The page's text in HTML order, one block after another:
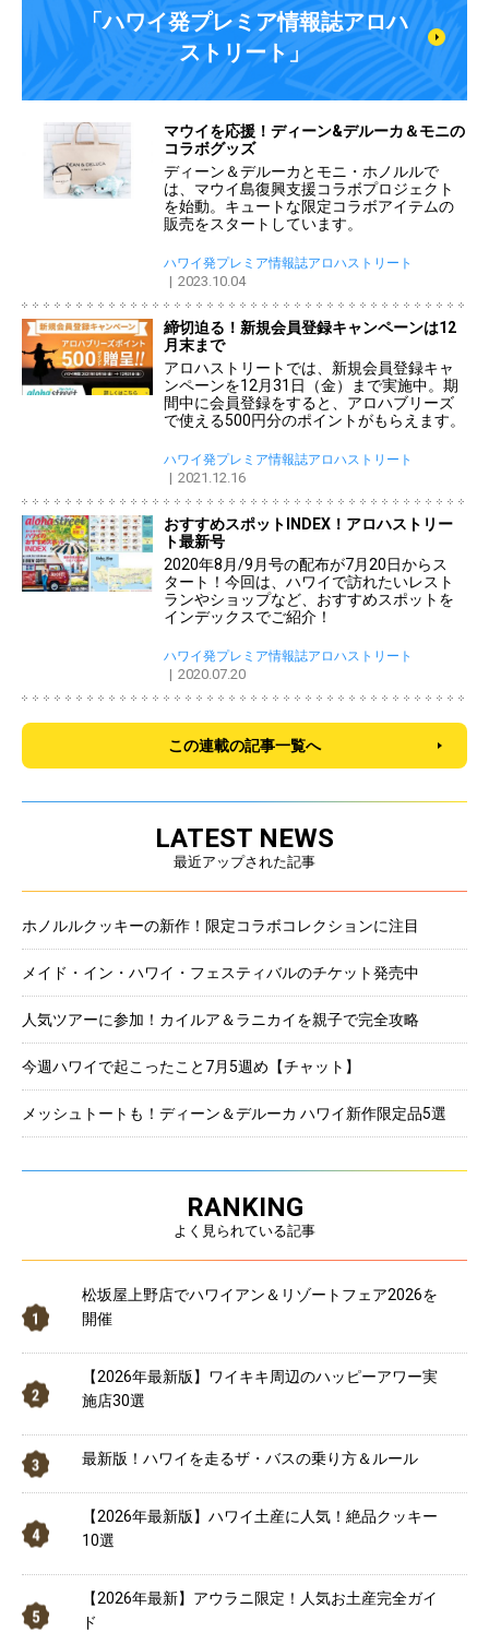
「ハワイ発プレミア情報誌アロハ
ストリート」
マウイを応援！ディーン&デルーカ＆モニの
コラボグッズ
ディーン＆デルーカとモニ・ホノルルで
は、マウイ島復興支援コラボプロジェクト
を始動。キュートな限定コラボアイテムの
販売をスタートしています。
ハワイ発プレミア情報誌アロハストリート
2023.10.04
締切迫る！新規会員登録キャンペーンは12
月末まで
アロハストリートでは、新規会員登録キャ
ンペーンを12月31日（金）まで実施中。期
間中に会員登録をすると、アロハブリーズ
で使える500円分のポイントがもらえます。
ハワイ発プレミア情報誌アロハストリート
2021.12.16
おすすめスポットINDEX！アロハストリー
ト最新号
2020年8月/9月号の配布が7月20日からス
タート！今回は、ハワイで訪れたいレスト
ランやショップなど、おすすめスポットを
インデックスでご紹介！
ハワイ発プレミア情報誌アロハストリート
2020.07.20
この連載の記事一覧へ
LATEST NEWS
最近アップされた記事
ホノルルクッキーの新作！限定コラボコレクションに注目
メイド・イン・ハワイ・フェスティバルのチケット発売中
人気ツアーに参加！カイルア＆ラニカイを親子で完全攻略
今週ハワイで起こったこと7月5週め【チャット】
メッシュトートも！ディーン＆デルーカ ハワイ新作限定品5選
RANKING
よく見られている記事
松坂屋上野店でハワイアン＆リゾートフェア2026を
開催
【2026年最新版】ワイキキ周辺のハッピーアワー実
施店30選
最新版！ハワイを走るザ・バスの乗り方＆ルール
【2026年最新版】ハワイ土産に人気！絶品クッキー
10選
【2026年最新】アウラニ限定！人気お土産完全ガイ
ド